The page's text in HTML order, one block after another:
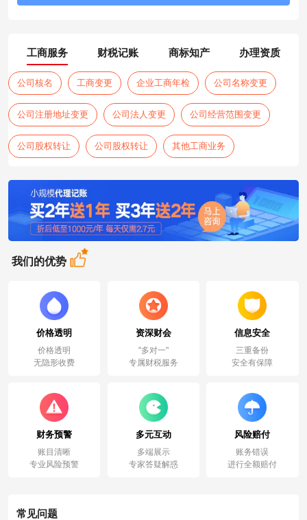
工商服务 财税记账 商标知产 办理资质
公司核名 工商变更 企业工商年检 公司名称变更
公司注册地址变更 公司法人变更 公司经营范围变更
公司股权转让 公司股权转让 其他工商业务
我们的优势
价格透明
价格透明
无隐形收费
资深财会
"多对一"
专属财税服务
信息安全
三重备份
安全有保障
财务预警
账目清晰
专业风险预警
多元互动
多端展示
专家答疑解惑
风险赔付
账务错误
进行全额赔付
常见问题